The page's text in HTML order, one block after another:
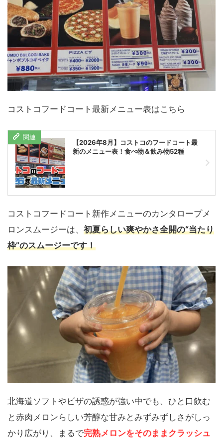
コストコフードコート最新メニュー表はこちら
【2026年8月】コストコのフードコート最
新のメニュー表！食べ物＆飲み物52種
コストコフードコート新作メニューのカンタロープメ
ロンスムージーは、 初夏らしい爽やかさ全開の“当たり
枠”のスムージーです！
北海道ソフトやピザの誘惑が強い中でも、ひと口飲む
と赤肉メロンらしい芳醇な甘みとみずみずしさがしっ
かり広がり、まるで完熟メロンをそのままクラッシュ